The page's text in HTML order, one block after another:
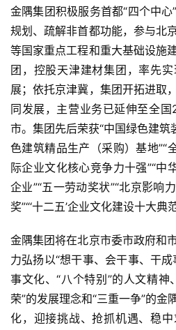
金隅集团积极服务首都“四个中
规划、疏解非首都功能，参与北
等国家重点工程和重大基础设施
团，控股天津建材集团，率先
展；依托京津冀，集团开拓进取
同发展，主营业务已延伸至全
市。集团先后荣获“中国绿色建筑
色建筑精品生产（采购）基地”“
际企业文化核心竞争力十强”“中
企业”“五一劳动奖状”“北京影
奖”“‘十二五’企业文化建设十大典
金隅集团将在北京市委市政府和
力弘扬以“想干事、会干事、干
事文化、“八个特别”的人文精神
荣”的发展理念和“三重一争”的
化，迎接挑战、抢抓机遇、稳